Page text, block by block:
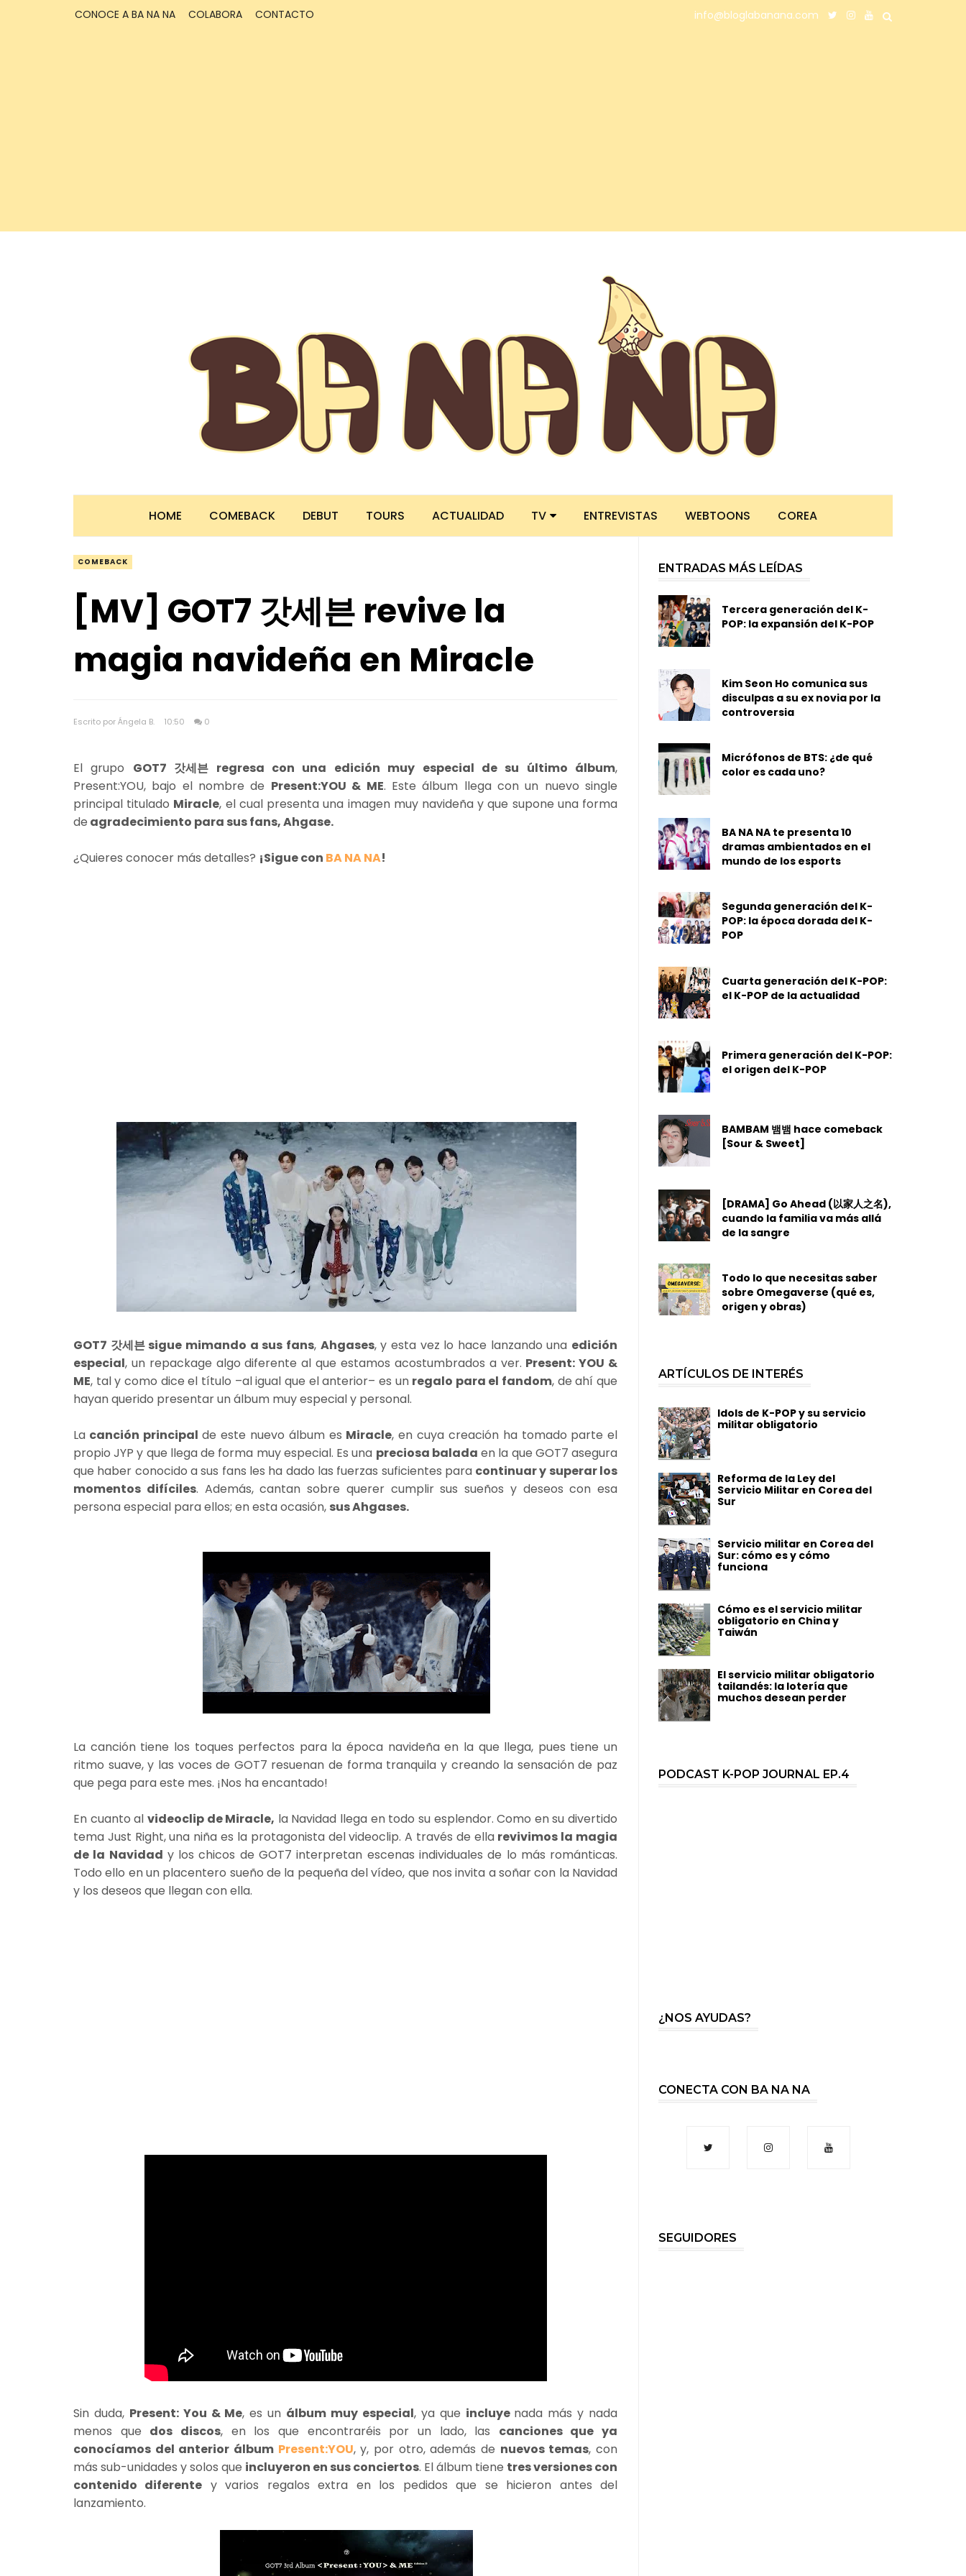
CONOCE A BA NA NA COLABORA CONTACTO info@bloglabanana.com
HOME COMEBACK DEBUT TOURS ACTUALIDAD TV ENTREVISTAS WEBTOONS COREA
COMEBACK
[MV] GOT7 갓세븐 revive la
magia navideña en Miracle
Escrito por Ángela B. 10:50 0
El grupo GOT7 갓세븐 regresa con una edición muy especial de su último álbum,
Present:YOU, bajo el nombre de Present:YOU & ME. Este álbum llega con un nuevo single
principal titulado Miracle, el cual presenta una imagen muy navideña y que supone una forma
de agradecimiento para sus fans, Ahgase.
¿Quieres conocer más detalles? ¡Sigue con BA NA NA!
GOT7 갓세븐 sigue mimando a sus fans, Ahgases, y esta vez lo hace lanzando una edición
especial, un repackage algo diferente al que estamos acostumbrados a ver. Present: YOU &
ME, tal y como dice el título –al igual que el anterior– es un regalo para el fandom, de ahí que
hayan querido presentar un álbum muy especial y personal.
La canción principal de este nuevo álbum es Miracle, en cuya creación ha tomado parte el
propio JYP y que llega de forma muy especial. Es una preciosa balada en la que GOT7 asegura
que haber conocido a sus fans les ha dado las fuerzas suficientes para continuar y superar los
momentos difíciles. Además, cantan sobre querer cumplir sus sueños y deseos con esa
persona especial para ellos; en esta ocasión, sus Ahgases.
La canción tiene los toques perfectos para la época navideña en la que llega, pues tiene un
ritmo suave, y las voces de GOT7 resuenan de forma tranquila y creando la sensación de paz
que pega para este mes. ¡Nos ha encantado!
En cuanto al videoclip de Miracle, la Navidad llega en todo su esplendor. Como en su divertido
tema Just Right, una niña es la protagonista del videoclip. A través de ella revivimos la magia
de la Navidad y los chicos de GOT7 interpretan escenas individuales de lo más románticas.
Todo ello en un placentero sueño de la pequeña del vídeo, que nos invita a soñar con la Navidad
y los deseos que llegan con ella.
Sin duda, Present: You & Me, es un álbum muy especial, ya que incluye nada más y nada
menos que dos discos, en los que encontraréis por un lado, las canciones que ya
conocíamos del anterior álbum Present:YOU, y, por otro, además de nuevos temas, con
más sub-unidades y solos que incluyeron en sus conciertos. El álbum tiene tres versiones con
contenido diferente y varios regalos extra en los pedidos que se hicieron antes del
lanzamiento.
ENTRADAS MÁS LEÍDAS
Tercera generación del K-
POP: la expansión del K-POP
Kim Seon Ho comunica sus
disculpas a su ex novia por la
controversia
Micrófonos de BTS: ¿de qué
color es cada uno?
BA NA NA te presenta 10
dramas ambientados en el
mundo de los esports
Segunda generación del K-
POP: la época dorada del K-
POP
Cuarta generación del K-POP:
el K-POP de la actualidad
Primera generación del K-POP:
el origen del K-POP
BAMBAM 뱀뱀 hace comeback
[Sour & Sweet]
[DRAMA] Go Ahead (以家人之名),
cuando la familia va más allá
de la sangre
Todo lo que necesitas saber
sobre Omegaverse (qué es,
origen y obras)
ARTÍCULOS DE INTERÉS
Idols de K-POP y su servicio
militar obligatorio
Reforma de la Ley del
Servicio Militar en Corea del
Sur
Servicio militar en Corea del
Sur: cómo es y cómo
funciona
Cómo es el servicio militar
obligatorio en China y
Taiwán
El servicio militar obligatorio
tailandés: la lotería que
muchos desean perder
PODCAST K-POP JOURNAL EP.4
¿NOS AYUDAS?
CONECTA CON BA NA NA
SEGUIDORES